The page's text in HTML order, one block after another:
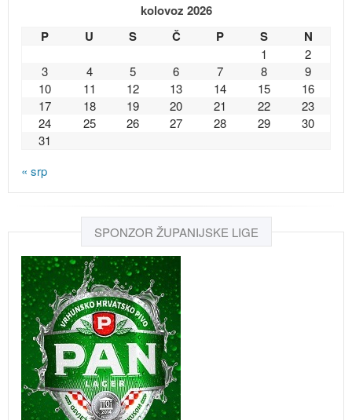
kolovoz 2026
P
U S Č P S N
1
2
3
4 5 6 7 8
9
10
11 12 13 14 15
16
17
18 19 20 21 22
23
24
25 26 27 28 29
30
31
« srp
SPONZOR ŽUPANIJSKE LIGE